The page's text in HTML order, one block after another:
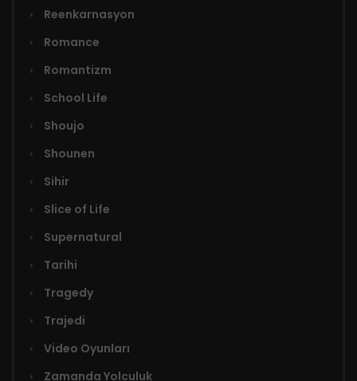
Reenkarnasyon
Romance
Romantizm
School Life
Shoujo
Shounen
Sihir
Slice of Life
Supernatural
Tarihi
Tragedy
Trajedi
Video Oyunları
Zamanda Yolculuk